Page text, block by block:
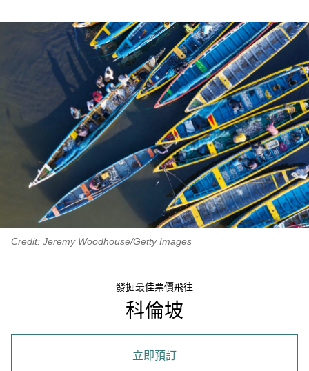
Credit: Jeremy Woodhouse/Getty Images
發掘最佳票價飛往
科倫坡
立即預訂